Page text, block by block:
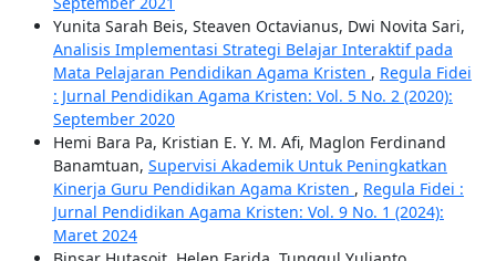
Yunita Sarah Beis, Steaven Octavianus, Dwi Novita Sari,
Analisis Implementasi Strategi Belajar Interaktif pada
Mata Pelajaran Pendidikan Agama Kristen , Regula Fidei
: Jurnal Pendidikan Agama Kristen: Vol. 5 No. 2 (2020):
September 2020
Hemi Bara Pa, Kristian E. Y. M. Afi, Maglon Ferdinand
Banamtuan, Supervisi Akademik Untuk Peningkatkan
Kinerja Guru Pendidikan Agama Kristen , Regula Fidei :
Jurnal Pendidikan Agama Kristen: Vol. 9 No. 1 (2024):
Maret 2024